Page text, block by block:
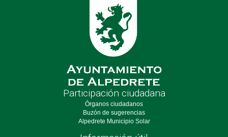
Participación ciudadana
Órganos ciudadanos
Buzón de sugerencias
Alpedrete Municipio Solar